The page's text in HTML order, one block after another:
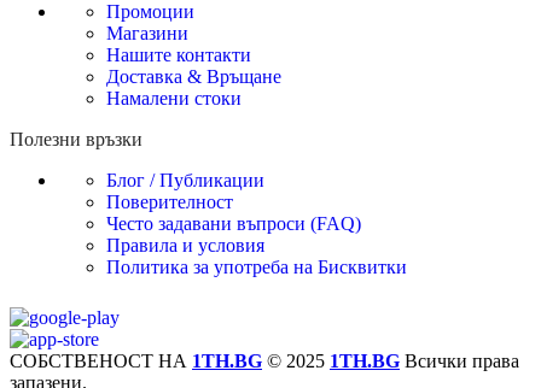
Промоции
Магазини
Нашите контакти
Доставка & Връщане
Намалени стоки
Полезни връзки
Блог / Публикации
Поверителност
Често задавани въпроси (FAQ)
Правила и условия
Политика за употреба на Бисквитки
СОБСТВЕНОСТ НА 1TH.BG © 2025 1TH.BG Всички права
запазени.